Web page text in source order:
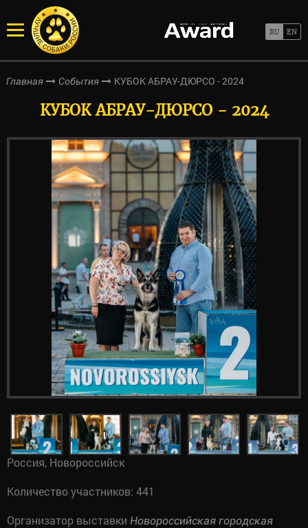
Главная События КУБОК АБРАУ-ДЮРСО - 2024
КУБОК АБРАУ-ДЮРСО - 2024
Россия, Новороссийск
Количество участников: 441
Организатор выставки Новороссийская городская